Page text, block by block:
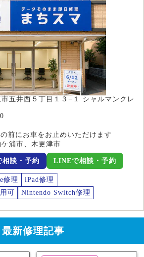
五井西５丁目１３−１ シャルマンクレ
前にお車をお止めいただけます
浦市、木更津市
相談・予約 LINEで相談・予約
修理
iPad修理
可
Nintendo Switch修理
最新修理記事